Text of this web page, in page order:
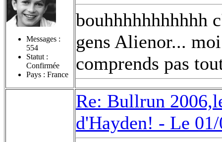
Messages :
554
Statut :
Confirmée
Pays : France
bouhhhhhhhhhhh
gens Alienor...
comprends pas
Re: Bullrun
d'Hayden! - Le